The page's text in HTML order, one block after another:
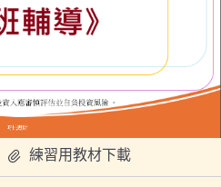
練習用教材下載